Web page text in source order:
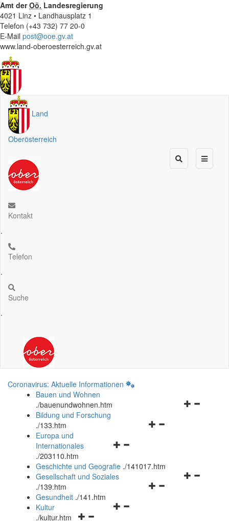
Amt derOö. Landesregierung
4021 Linz • Landhausplatz 1
Telefon (+43 732) 77 20-0
E-Mail post@ooe.gv.at
www.land-oberoesterreich.gv.at
Land
Oberösterreich
Kontakt
.
Telefon
.
Suche
.
Coronavirus: Aktuelle Informationen
Bauen und Wohnen
./bauenundwohnen.htm
Navigationsmenü
Bildung und Forschung
./133.htm
Navigationsmenü
und
schließen
Europa und
Internationales
./203110.htm
Geschichte und Geografie ./141017.htm
Navigationsmenü
Gesellschaft und Soziales
./139.htm
Navigationsmenü
Gesundheit ./141.htm
Navigationsmenü
Kultur
./kultur.htm